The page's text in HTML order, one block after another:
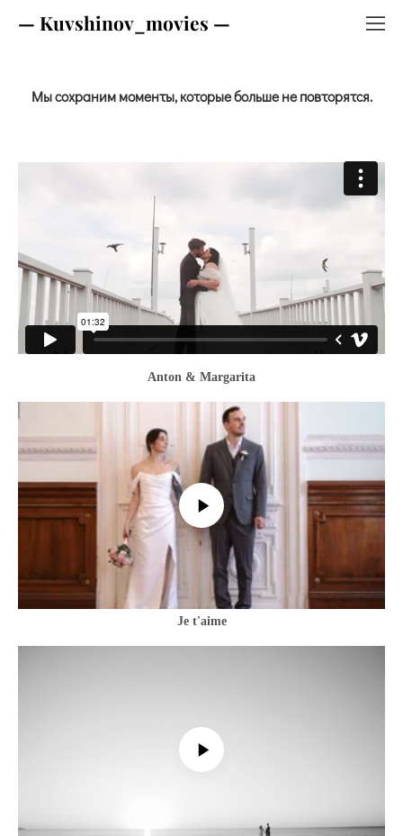
— Kuvshinov_movies —
Мы cохраним моменты, которые больше не повторятся.
Anton & Margarita
Je t'aime